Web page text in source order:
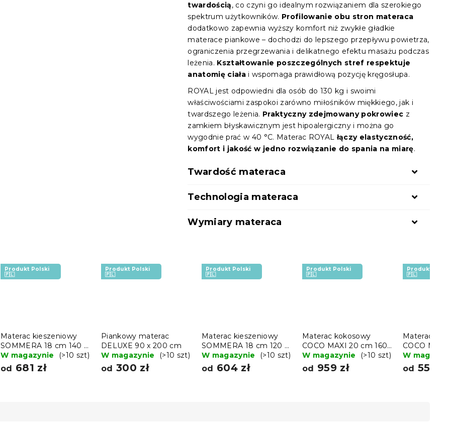
twardością, co czyni go idealnym rozwiązaniem dla szerokiego
spektrum użytkowników. Profilowanie obu stron materaca
dodatkowo zapewnia wyższy komfort niż zwykłe gładkie
materace piankowe – dochodzi do lepszego przepływu powietrza,
ograniczenia przegrzewania i delikatnego efektu masażu podczas
leżenia. Kształtowanie poszczególnych stref respektuje
anatomię ciała i wspomaga prawidłową pozycję kręgosłupa.
ROYAL jest odpowiedni dla osób do 130 kg i swoimi
właściwościami zaspokoi zarówno miłośników miękkiego, jak i
twardszego leżenia. Praktyczny zdejmowany pokrowiec z
zamkiem błyskawicznym jest hipoalergiczny i można go
wygodnie prać w 40 °C. Materac ROYALłączy elastyczność,
komfort i jakość w jedno rozwiązanie do spania na miarę.
Twardość materaca
Technologia materaca
Wymiary materaca
Produkt Polski
🇵🇱
Materac kieszeniowy
SOMMERA 18 cm 140 x
200 cm
W magazynie (>10 szt)
od 681 zł
Produkt Polski
🇵🇱
Piankowy materac
DELUXE 90 x 200 cm
W magazynie
(>10 szt)
od 300 zł
Produkt Polski
🇵🇱
Materac kieszeniowy
SOMMERA 18 cm 120 x
200 cm
W magazynie (>10 szt)
od 604 zł
Produkt Polski
🇵🇱
Materac kokosowy
COCO MAXI 20 cm 160
x 200 cm
W magazynie (>10 szt)
od 959 zł
Produkt
🇵🇱
Materac
COCO
200 cm
W
od 558 zł